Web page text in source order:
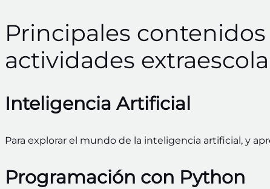
Principales
actividades
Inteligencia Artificial
Para explorar el mundo de la inteligencia artificial, y
Programación con Python